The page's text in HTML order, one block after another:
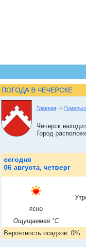
ПОГОДА В ЧЕЧЕРСКЕ
Главная ->
Чечерск
Город
сегодня
06 августа, четверг
ясно
Ощущаемая °C
Вероятность осадков: 0%